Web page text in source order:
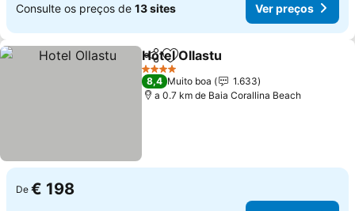
Consulte os preços de 13 sites Ver preços
PartilharAdicionar aos favoritos
Hotel Ollastu
4 Estrelas
8,4 Muito boa
1.633
a 0.7 km de Baia Corallina Beach
De € 198